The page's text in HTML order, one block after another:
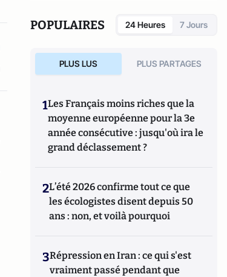
POPULAIRES 24 Heures 7 Jours
PLUS LUS PLUS PARTAGES
1Les Français moins riches que la
moyenne européenne pour la 3e
année consécutive : jusqu'où ira le
grand déclassement ?
2L’été 2026 confirme tout ce que
les écologistes disent depuis 50
ans : non, et voilà pourquoi
3Répression en Iran : ce qui s'est
vraiment passé pendant que